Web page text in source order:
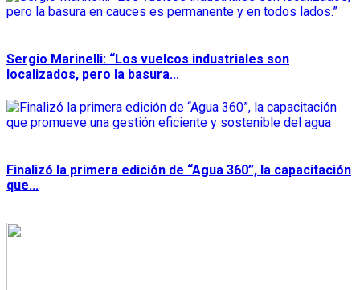
Sergio Marinelli: “Los vuelcos industriales son
localizados, pero la basura...
Finalizó la primera edición de “Agua 360”, la capacitación
que...